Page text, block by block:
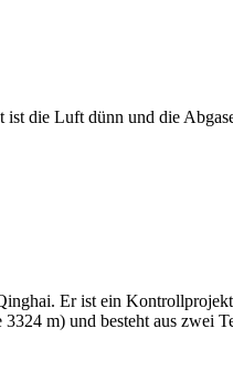
die Luft dünn und die
Er ist ein
m) und besteht aus zwei